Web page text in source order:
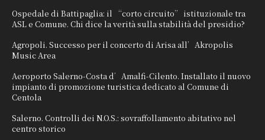
Ospedale di Battipaglia: il “corto circuito” istituzionale tra
ASL e Comune. Chi dice la verità sulla stabilità del presidio?
Agropoli. Successo per il concerto di Arisa all’Akropolis
Music Area
Aeroporto Salerno-Costa d’Amalfi-Cilento. Installato il nuovo
impianto di promozione turistica dedicato al Comune di
Centola
Salerno. Controlli dei N.O.S.: sovraffollamento abitativo nel
centro storico